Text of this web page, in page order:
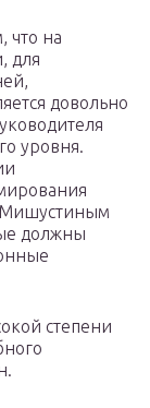
что на
для
довольно
уровня.
Мишустиным
должны
степени